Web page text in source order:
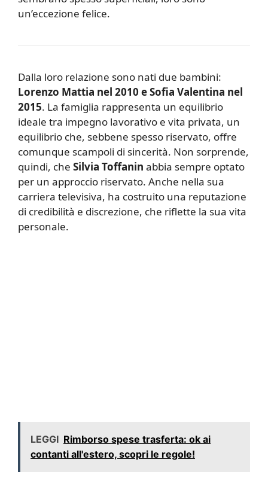
un’eccezione felice.
Dalla loro relazione sono nati due bambini:
Lorenzo Mattia nel 2010 e Sofia Valentina nel
2015. La famiglia rappresenta un equilibrio
ideale tra impegno lavorativo e vita privata, un
equilibrio che, sebbene spesso riservato, offre
comunque scampoli di sincerità. Non sorprende,
quindi, che Silvia Toffanin abbia sempre optato
per un approccio riservato. Anche nella sua
carriera televisiva, ha costruito una reputazione
di credibilità e discrezione, che riflette la sua vita
personale.
LEGGI Rimborso spese trasferta: ok ai
contanti all'estero, scopri le regole!